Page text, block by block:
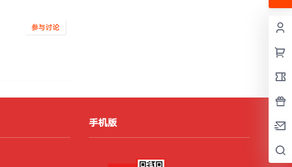
参与讨论
手机版